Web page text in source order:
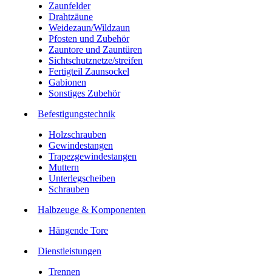
Zaunfelder
Drahtzäune
Weidezaun/Wildzaun
Pfosten und Zubehör
Zauntore und Zauntüren
Sichtschutznetze/streifen
Fertigteil Zaunsockel
Gabionen
Sonstiges Zubehör
Befesti­gungstechnik
Holzschrauben
Gewindestangen
Trapezgewindestangen
Muttern
Unterlegscheiben
Schrauben
Halbzeuge & Komponenten
Hängende Tore
Dienstleistungen
Trennen